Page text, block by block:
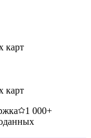
карт
карт
1 000+